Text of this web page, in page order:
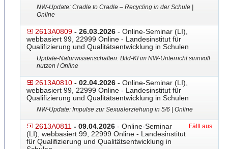
NW-Update: Cradle to Cradle – Recycling in der Schule |
Online
2613A0809 - 26.03.2026 - Online-Seminar (LI),
webbasiert 99, 22999 Online - Landesinstitut für
Qualifizierung und Qualitätsentwicklung in Schulen
Update-Naturwissenschaften​: Bild-KI im NW-Unterricht sinnvoll
nutzen I Online
2613A0810 - 02.04.2026 - Online-Seminar (LI),
webbasiert 99, 22999 Online - Landesinstitut für
Qualifizierung und Qualitätsentwicklung in Schulen
NW-Update: Impulse zur Sexualerziehung in 5/6 | Online
2613A0811 - 09.04.2026 - Online-Seminar
(LI), webbasiert 99, 22999 Online - Landesinstitut
für Qualifizierung und Qualitätsentwicklung in
Fällt aus